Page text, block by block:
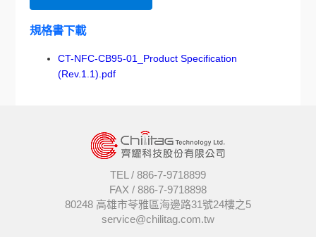
規格書下載
CT-NFC-CB95-01_Product Specification
(Rev.1.1).pdf
TEL / 886-7-9718899
FAX / 886-7-9718898
80248 高雄市苓雅區海邊路31號24樓之5
service@chilitag.com.tw